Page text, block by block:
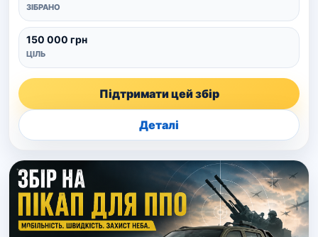
ЗІБРАНО
150 000 грн
ЦІЛЬ
Підтримати цей збір
Деталі